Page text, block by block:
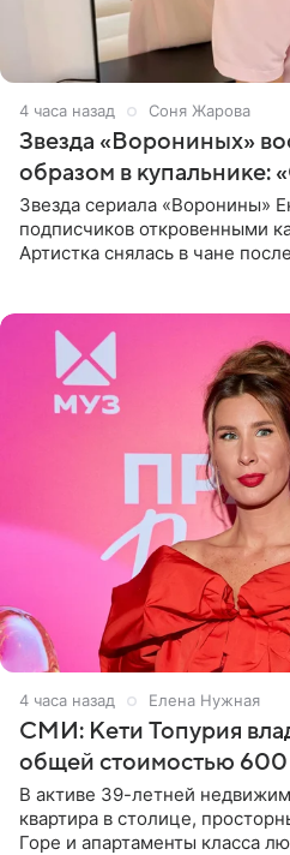
4 часа назад Соня Жарова
Звезда «Ворониных»
образом в купальнике:
Звезда сериала «Воронины»
подписчиков откровенными
Артистка снялась в чане
4 часа назад Елена Нужная
СМИ: Кети Топурия
общей стоимостью
В активе 39-летней
квартира в столице,
Горе и апартаменты класса